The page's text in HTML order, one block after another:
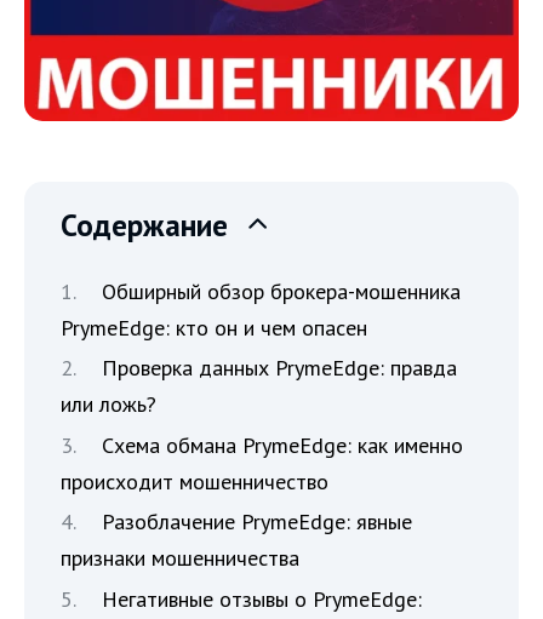
Содержание
Обширный обзор брокера-мошенника
PrymeEdge: кто он и чем опасен
Проверка данных PrymeEdge: правда
или ложь?
Схема обмана PrymeEdge: как именно
происходит мошенничество
Разоблачение PrymeEdge: явные
признаки мошенничества
Негативные отзывы о PrymeEdge: